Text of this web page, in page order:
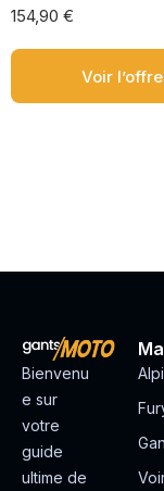
154,90 €
Voir l’offre
Bienvenu
e sur
votre
guide
ultime de